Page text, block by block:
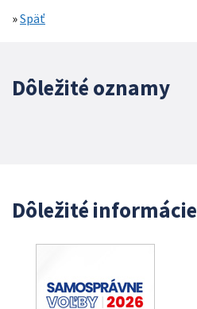
»Späť
Dôležité oznamy
Dôležité informácie